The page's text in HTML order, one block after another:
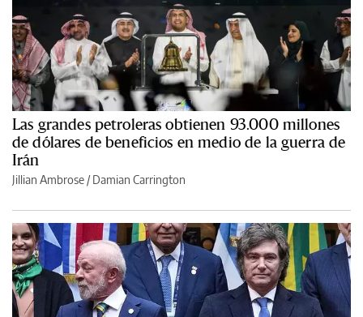
Las grandes petroleras obtienen 93.000 millones
de dólares de beneficios en medio de la guerra de
Irán
Jillian Ambrose / Damian Carrington